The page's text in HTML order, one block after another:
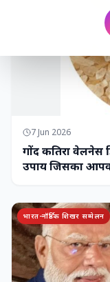
7 Jun 2026
गोंद कतिरा वेलनेस
उपाय जिसका
भारत-नॉर्डिक शिखर सम्मेलन